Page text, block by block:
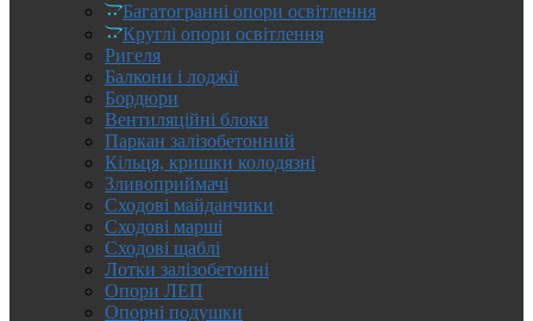
Багатогранні опори освітлення
Круглі опори освітлення
Ригеля
Балкони і лоджії
Бордюри
Вентиляційні блоки
Паркан залізобетонний
Кільця, кришки колодязні
Зливоприймачі
Сходові майданчики
Сходові марші
Сходові щаблі
Лотки залізобетонні
Опори ЛЕП
Опорні подушки